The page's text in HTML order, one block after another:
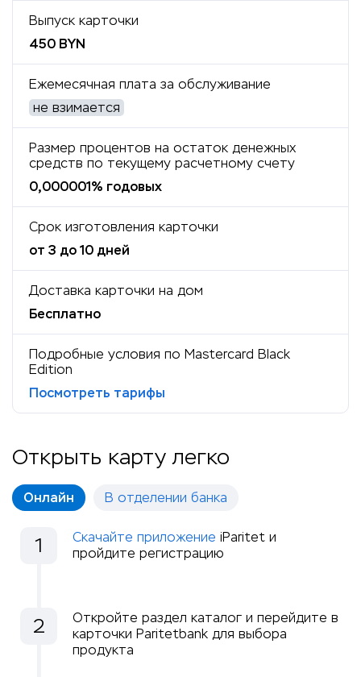
Выпуск карточки
450 BYN
Ежемесячная плата за обслуживание
не взимается
Размер процентов на остаток денежных
средств по текущему расчетному счету
0,000001% годовых
Срок изготовления карточки
от 3 до 10 дней
Доставка карточки на дом
Бесплатно
Подробные условия по Mastercard Black
Edition
Посмотреть тарифы
Открыть карту легко
Онлайн В отделении банка
1 Скачайте приложение iParitet и
пройдите регистрацию
2
Откройте раздел каталог и перейдите в
карточки Paritetbank для выбора
продукта